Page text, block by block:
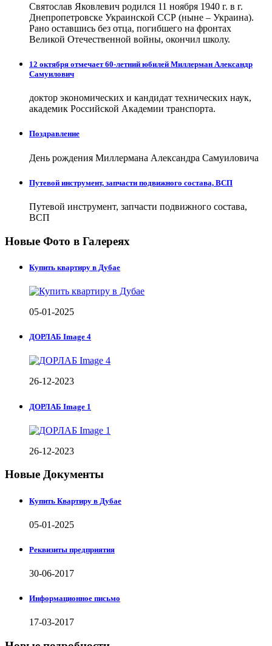
Святослав Яковлевич родился 11 ноября 1940 г. в г.
Днепропетровске Украинской ССР (ныне – Украина).
Рано оставшись без отца, погибшего на фронтах
Великой Отечественной войны, окончил школу.
12 октября отмечает 60-летний юбилей Миллерман Александр
Самуилович
доктор экономических и кандидат технических наук,
академик Российской Академии транспорта.
Поздравление
День рождения Миллермана Александра Самуиловича
Путевой инструмент, запчасти подвижного состава, ВСП
Путевой инструмент, запчасти подвижного состава,
ВСП
Новые Фото в Галереях
Купить квартиру в Дубае
05-01-2025
ДОРЛАБ Image 4
26-12-2023
ДОРЛАБ Image 1
26-12-2023
Новые Документы
Купить Квартиру в Дубае
05-01-2025
Реквизиты предприятия
30-06-2017
Информационное письмо
17-03-2017